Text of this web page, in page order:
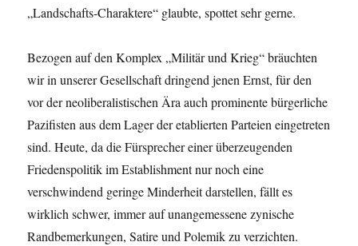
„Landschafts-Charaktere“ glaubte, spottet sehr gerne.
Bezogen auf den Komplex „Militär und Krieg“ bräuchten
wir in unserer Gesellschaft dringend jenen Ernst, für den
vor der neoliberalistischen Ära auch prominente bürgerliche
Pazifisten aus dem Lager der etablierten Parteien eingetreten
sind. Heute, da die Fürsprecher einer überzeugenden
Friedenspolitik im Establishment nur noch eine
verschwindend geringe Minderheit darstellen, fällt es
wirklich schwer, immer auf unangemessene zynische
Randbemerkungen, Satire und Polemik zu verzichten.